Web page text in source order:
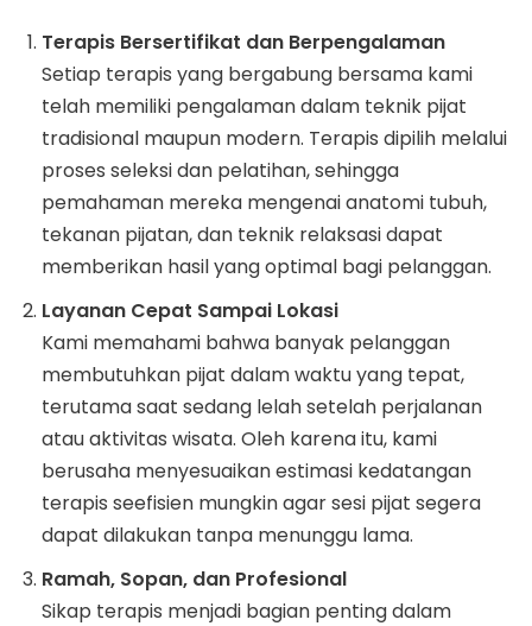
Terapis Bersertifikat dan Berpengalaman
Setiap terapis yang bergabung bersama kami
telah memiliki pengalaman dalam teknik pijat
tradisional maupun modern. Terapis dipilih melalui
proses seleksi dan pelatihan, sehingga
pemahaman mereka mengenai anatomi tubuh,
tekanan pijatan, dan teknik relaksasi dapat
memberikan hasil yang optimal bagi pelanggan.
Layanan Cepat Sampai Lokasi
Kami memahami bahwa banyak pelanggan
membutuhkan pijat dalam waktu yang tepat,
terutama saat sedang lelah setelah perjalanan
atau aktivitas wisata. Oleh karena itu, kami
berusaha menyesuaikan estimasi kedatangan
terapis seefisien mungkin agar sesi pijat segera
dapat dilakukan tanpa menunggu lama.
Ramah, Sopan, dan Profesional
Sikap terapis menjadi bagian penting dalam